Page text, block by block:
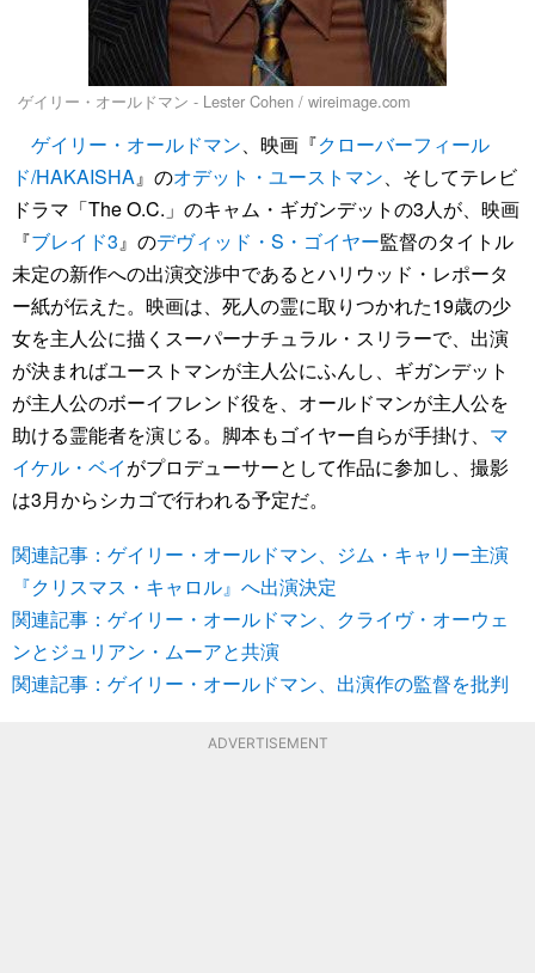
ゲイリー・オールドマン - Lester Cohen / wireimage.com
ゲイリー・オールドマン、映画『クローバーフィール
ド/HAKAISHA』のオデット・ユーストマン、そしてテレビ
ドラマ「The O.C.」のキャム・ギガンデットの3人が、映画
『ブレイド3』のデヴィッド・S・ゴイヤー監督のタイトル
未定の新作への出演交渉中であるとハリウッド・レポータ
ー紙が伝えた。映画は、死人の霊に取りつかれた19歳の少
女を主人公に描くスーパーナチュラル・スリラーで、出演
が決まればユーストマンが主人公にふんし、ギガンデット
が主人公のボーイフレンド役を、オールドマンが主人公を
助ける霊能者を演じる。脚本もゴイヤー自らが手掛け、 マ
イケル・ベイがプロデューサーとして作品に参加し、撮影
は3月からシカゴで行われる予定だ。
関連記事：ゲイリー・オールドマン、ジム・キャリー主演
『クリスマス・キャロル』へ出演決定
関連記事：ゲイリー・オールドマン、クライヴ・オーウェ
ンとジュリアン・ムーアと共演
関連記事：ゲイリー・オールドマン、出演作の監督を批判
ADVERTISEMENT